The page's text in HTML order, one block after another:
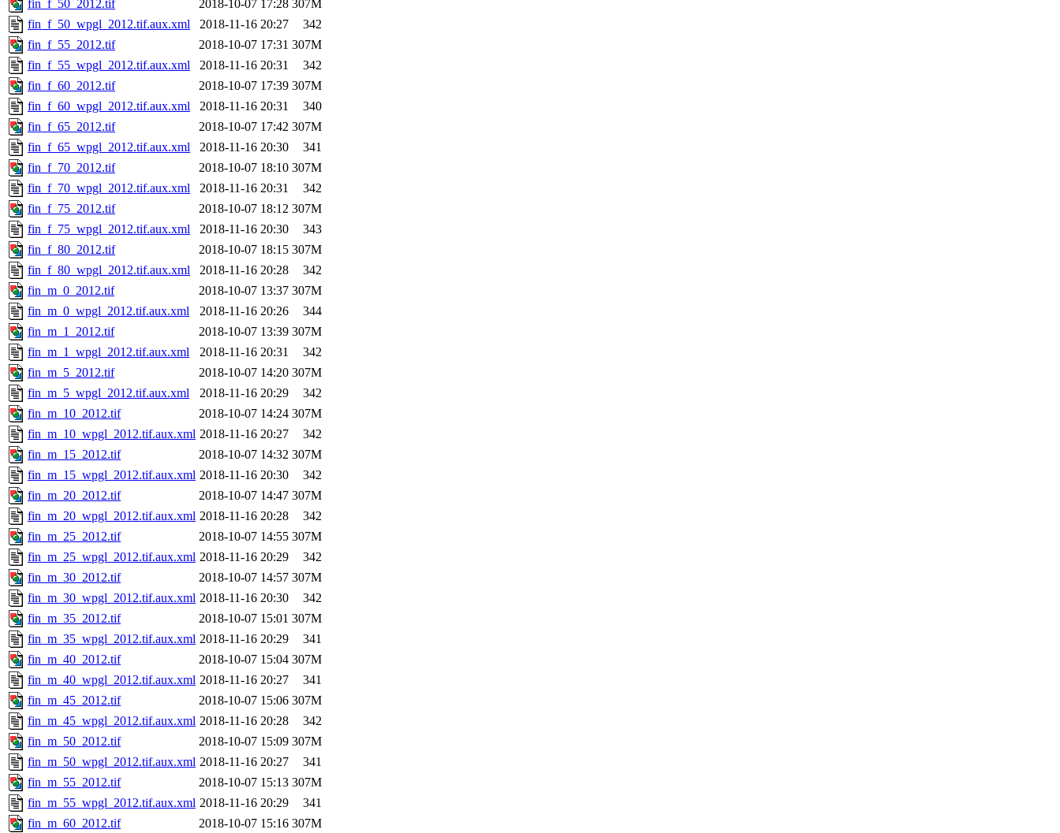
fin_f_50_2012.tif
2018-10-07 17:28 307M
fin_f_50_wpgl_2012.tif.aux.xml
2018-11-16 20:27
342
fin_f_55_2012.tif
2018-10-07 17:31 307M
fin_f_55_wpgl_2012.tif.aux.xml
2018-11-16 20:31
342
fin_f_60_2012.tif
2018-10-07 17:39 307M
fin_f_60_wpgl_2012.tif.aux.xml
2018-11-16 20:31
340
fin_f_65_2012.tif
2018-10-07 17:42 307M
fin_f_65_wpgl_2012.tif.aux.xml
2018-11-16 20:30
341
fin_f_70_2012.tif
2018-10-07 18:10 307M
fin_f_70_wpgl_2012.tif.aux.xml
2018-11-16 20:31
342
fin_f_75_2012.tif
2018-10-07 18:12 307M
fin_f_75_wpgl_2012.tif.aux.xml
2018-11-16 20:30
343
fin_f_80_2012.tif
2018-10-07 18:15 307M
fin_f_80_wpgl_2012.tif.aux.xml
2018-11-16 20:28
342
fin_m_0_2012.tif
2018-10-07 13:37 307M
fin_m_0_wpgl_2012.tif.aux.xml
2018-11-16 20:26
344
fin_m_1_2012.tif
2018-10-07 13:39 307M
fin_m_1_wpgl_2012.tif.aux.xml
2018-11-16 20:31
342
fin_m_5_2012.tif
2018-10-07 14:20 307M
fin_m_5_wpgl_2012.tif.aux.xml
2018-11-16 20:29
342
fin_m_10_2012.tif
2018-10-07 14:24 307M
fin_m_10_wpgl_2012.tif.aux.xml 2018-11-16 20:27
342
fin_m_15_2012.tif
2018-10-07 14:32 307M
fin_m_15_wpgl_2012.tif.aux.xml 2018-11-16 20:30
342
fin_m_20_2012.tif
2018-10-07 14:47 307M
fin_m_20_wpgl_2012.tif.aux.xml 2018-11-16 20:28
342
fin_m_25_2012.tif
2018-10-07 14:55 307M
fin_m_25_wpgl_2012.tif.aux.xml 2018-11-16 20:29
342
fin_m_30_2012.tif
2018-10-07 14:57 307M
fin_m_30_wpgl_2012.tif.aux.xml 2018-11-16 20:30
342
fin_m_35_2012.tif
2018-10-07 15:01 307M
fin_m_35_wpgl_2012.tif.aux.xml 2018-11-16 20:29
341
fin_m_40_2012.tif
2018-10-07 15:04 307M
fin_m_40_wpgl_2012.tif.aux.xml 2018-11-16 20:27
341
fin_m_45_2012.tif
2018-10-07 15:06 307M
fin_m_45_wpgl_2012.tif.aux.xml 2018-11-16 20:28
342
fin_m_50_2012.tif
2018-10-07 15:09 307M
fin_m_50_wpgl_2012.tif.aux.xml 2018-11-16 20:27
341
fin_m_55_2012.tif
2018-10-07 15:13 307M
fin_m_55_wpgl_2012.tif.aux.xml 2018-11-16 20:29
341
fin_m_60_2012.tif
2018-10-07 15:16 307M